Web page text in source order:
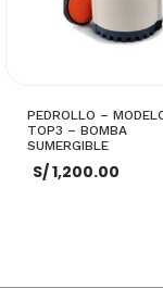
PEDROLLO –
TOP3 – BOMBA
SUMERGIBLE
S/1,200.00